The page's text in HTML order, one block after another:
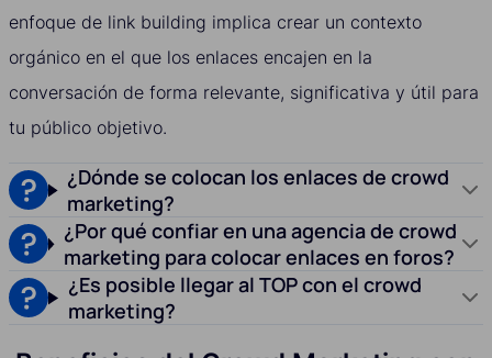
enfoque de link building implica crear un contexto
orgánico en el que los enlaces encajen en la
conversación de forma relevante, significativa y útil para
tu público objetivo.
¿Dónde se colocan los enlaces de crowd
marketing?
¿Por qué confiar en una agencia de crowd
marketing para colocar enlaces en foros?
¿Es posible llegar al TOP con el crowd
marketing?